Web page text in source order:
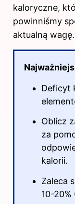
kaloryczne,
powinniśmy
aktualną wagę.
Deficyt
Oblicz
za
kalorii.
Zaleca
10-